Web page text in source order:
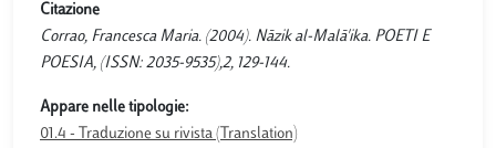
Citazione
Corrao, Francesca Maria. (2004). Nāzik al-Malā'ika. POETI E
POESIA, (ISSN: 2035-9535),2, 129-144.
Appare nelle tipologie:
01.4 - Traduzione su rivista (Translation)